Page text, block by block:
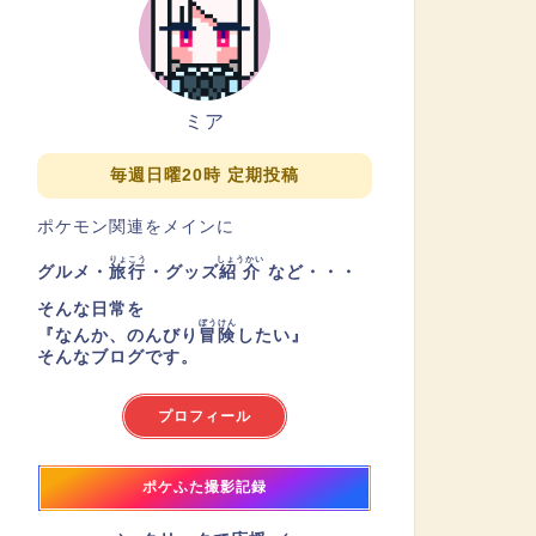
ミア
毎週日曜20時 定期投稿
ポケモン関連をメインに
グルメ・ 旅行
りょこう
・グッズ紹介
しょうかい
など・・・
そんな日常を
『なんか、のんびり 冒険
ぼうけん
したい』
そんなブログです。
プロフィール
ポケふた撮影記録